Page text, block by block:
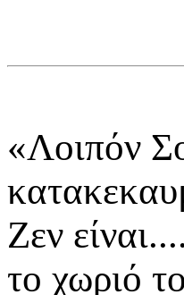
«Λοιπόν
Ζεν
το χωριό